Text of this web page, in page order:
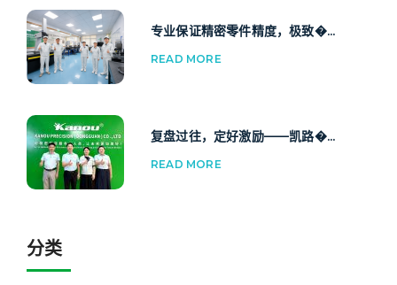
专业保证精密零件精度，极致�...
READ MORE
复盘过往，定好激励——凯路�...
READ MORE
分类